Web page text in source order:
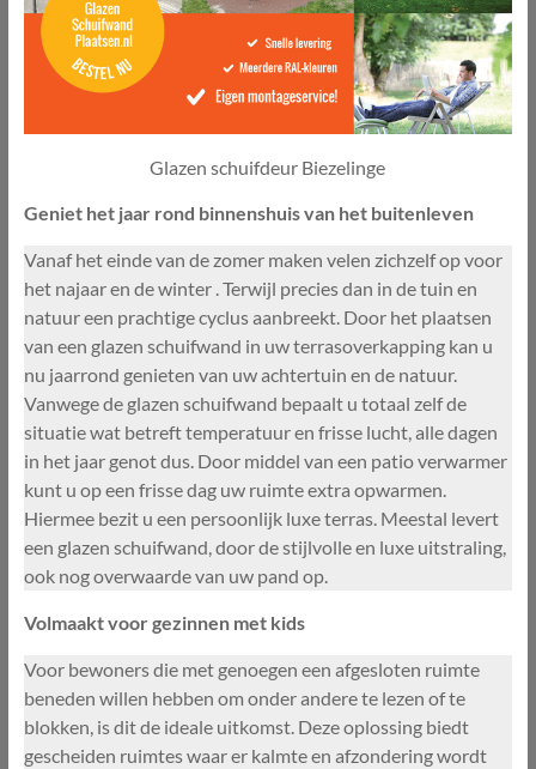
Glazen schuifdeur Biezelinge
Geniet het jaar rond binnenshuis van het buitenleven
Vanaf het einde van de zomer maken velen zichzelf op voor
het najaar en de winter . Terwijl precies dan in de tuin en
natuur een prachtige cyclus aanbreekt. Door het plaatsen
van een glazen schuifwand in uw terrasoverkapping kan u
nu jaarrond genieten van uw achtertuin en de natuur.
Vanwege de glazen schuifwand bepaalt u totaal zelf de
situatie wat betreft temperatuur en frisse lucht, alle dagen
in het jaar genot dus. Door middel van een patio verwarmer
kunt u op een frisse dag uw ruimte extra opwarmen.
Hiermee bezit u een persoonlijk luxe terras. Meestal levert
een glazen schuifwand, door de stijlvolle en luxe uitstraling,
ook nog overwaarde van uw pand op.
Volmaakt voor gezinnen met kids
Voor bewoners die met genoegen een afgesloten ruimte
beneden willen hebben om onder andere te lezen of te
blokken, is dit de ideale uitkomst. Deze oplossing biedt
gescheiden ruimtes waar er kalmte en afzondering wordt